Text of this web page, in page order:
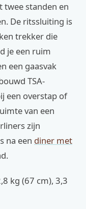
twee standen en
De ritssluiting is
trekker die
je een ruim
een gaasvak
TSA-
een overstap of
van een
zijn
na een diner met
kg (67 cm), 3,3